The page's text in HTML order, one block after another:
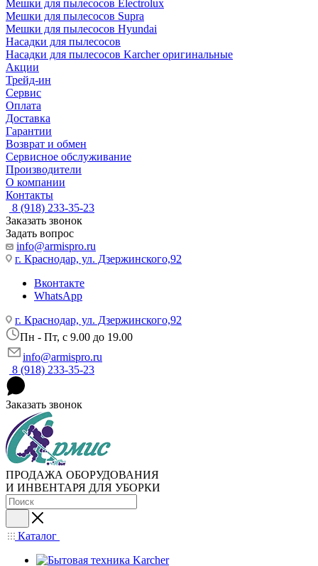
Мешки для пылесосов Electrolux
Мешки для пылесосов Supra
Мешки для пылесосов Hyundai
Насадки для пылесосов
Насадки для пылесосов Karcher оригинальные
Акции
Трейд-ин
Сервис
Оплата
Доставка
Гарантии
Возврат и обмен
Сервисное обслуживание
Производители
О компании
Контакты
8 (918) 233-35-23
Заказать звонок
Задать вопрос
info@armispro.ru
г. Краснодар, ул. Дзержинского,92
Вконтакте
WhatsApp
г. Краснодар, ул. Дзержинского,92
Пн - Пт, c 9.00 до 19.00
info@armispro.ru
8 (918) 233-35-23
Заказать звонок
ПРОДАЖА ОБОРУДОВАНИЯ
И ИНВЕНТАРЯ ДЛЯ УБОРКИ
Каталог